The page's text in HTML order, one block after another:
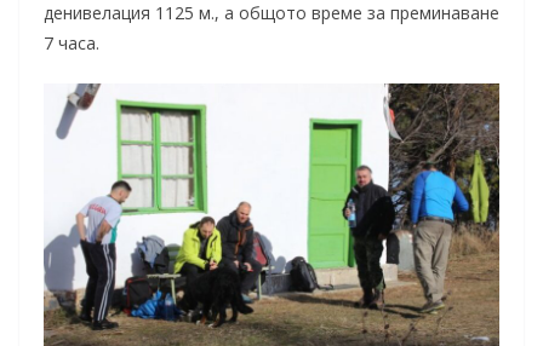
денивелация 1125 м., а общото време за преминаване
7 часа.